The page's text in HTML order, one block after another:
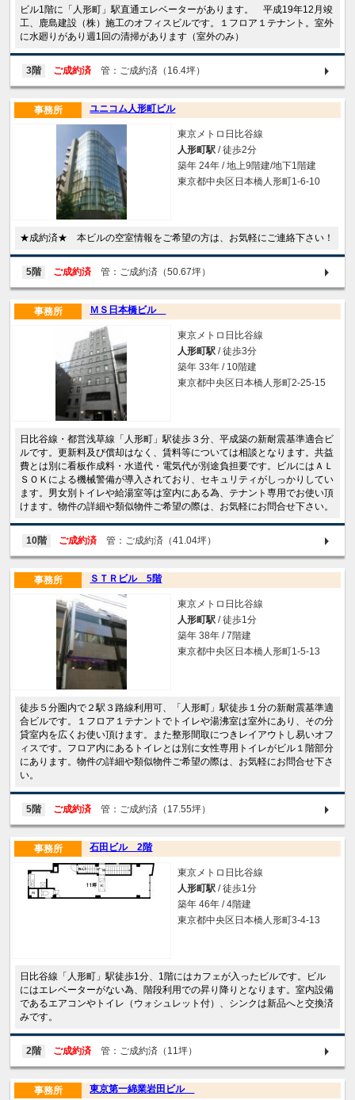
ビル1階に「人形町」駅直通エレベーターがあります。 平成19年12月竣
工、鹿島建設（株）施工のオフィスビルです。１フロア１テナント。室外
に水廻りがあり週1回の清掃があります（室外のみ）
3階 ご成約済 管：ご成約済（16.4坪）
ユニコム人形町ビル
事務所
東京メトロ日比谷線
人形町駅 / 徒歩2分
築年 24年 / 地上9階建/地下1階建
東京都中央区日本橋人形町1-6-10
★成約済★ 本ビルの空室情報をご希望の方は、お気軽にご連絡下さい！
5階 ご成約済 管：ご成約済（50.67坪）
ＭＳ日本橋ビル
事務所
東京メトロ日比谷線
人形町駅 / 徒歩3分
築年 33年 / 10階建
東京都中央区日本橋人形町2-25-15
日比谷線・都営浅草線「人形町」駅徒歩３分、平成築の新耐震基準適合ビ
ルです。更新料及び償却はなく、賃料等については相談となります。共益
費とは別に看板作成料・水道代・電気代が別途負担要です。ビルにはＡＬ
ＳＯＫによる機械警備が導入されており、セキュリティがしっかりしてい
ます。男女別トイレや給湯室等は室内にある為、テナント専用でお使い頂
けます。物件の詳細や類似物件ご希望の際は、お気軽にお問合せ下さい。
10階 ご成約済 管：ご成約済（41.04坪）
ＳＴＲビル 5階
事務所
東京メトロ日比谷線
人形町駅 / 徒歩1分
築年 38年 / 7階建
東京都中央区日本橋人形町1-5-13
徒歩５分圏内で２駅３路線利用可、「人形町」駅徒歩１分の新耐震基準適
合ビルです。１フロア１テナントでトイレや湯沸室は室外にあり、その分
貸室内を広くお使い頂けます。また整形間取につきレイアウトし易いオフ
ィスです。フロア内にあるトイレとは別に女性専用トイレがビル１階部分
にあります。物件の詳細や類似物件ご希望の際は、お気軽にお問合せ下さ
い。
5階 ご成約済 管：ご成約済（17.55坪）
石田ビル 2階
事務所
東京メトロ日比谷線
人形町駅 / 徒歩1分
築年 46年 / 4階建
東京都中央区日本橋人形町3-4-13
日比谷線「人形町」駅徒歩1分、1階にはカフェが入ったビルです。ビル
にはエレベーターがない為、階段利用での昇り降りとなります。室内設備
であるエアコンやトイレ（ウォシュレット付）、シンクは新品へと交換済
みです。
2階 ご成約済 管：ご成約済（11坪）
東京第一綿業岩田ビル
事務所